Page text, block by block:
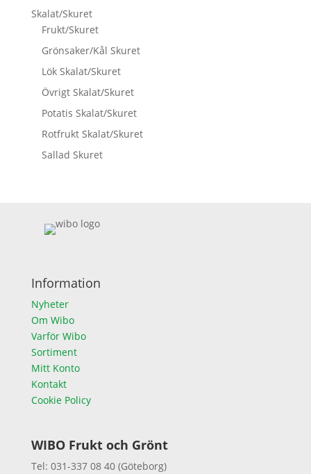
Skalat/Skuret
Frukt/Skuret
Grönsaker/Kål Skuret
Lök Skalat/Skuret
Övrigt Skalat/Skuret
Potatis Skalat/Skuret
Rotfrukt Skalat/Skuret
Sallad Skuret
Information
Nyheter
Om Wibo
Varför Wibo
Sortiment
Mitt Konto
Kontakt
Cookie Policy
WIBO Frukt och Grönt
Tel: 031-337 08 40 (Göteborg)